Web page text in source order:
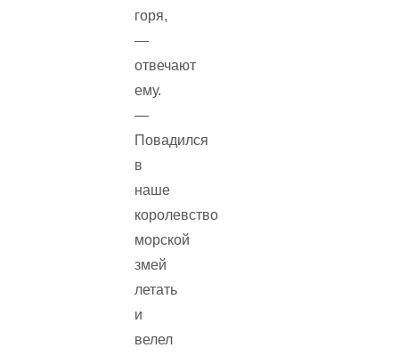
горя,
—
отвечают
ему.
—
Повадился
в
наше
королевство
морской
змей
летать
и
велел